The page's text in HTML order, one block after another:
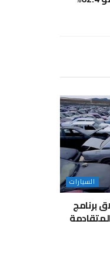
السيارات
برنامج